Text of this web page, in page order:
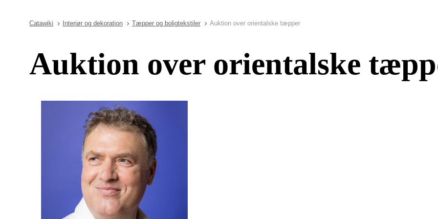
Catawiki Interiør og dekoration Tæpper og boligtekstiler Auktion over orientalske tæpper
Auktion over orientalske